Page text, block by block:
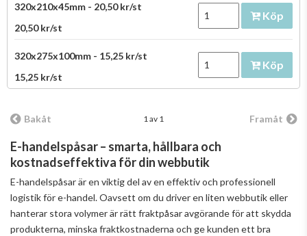
320x210x45mm - 20,50 kr/st
20,50 kr/st
Köp
320x275x100mm - 15,25 kr/st
15,25 kr/st
Köp
Bakåt 1 av 1 Framåt
E-handelspåsar – smarta, hållbara och
kostnadseffektiva för din webbutik
E-handelspåsar är en viktig del av en effektiv och professionell
logistik för e-handel. Oavsett om du driver en liten webbutik eller
hanterar stora volymer är rätt fraktpåsar avgörande för att skydda
produkterna, minska fraktkostnaderna och ge kunden ett bra